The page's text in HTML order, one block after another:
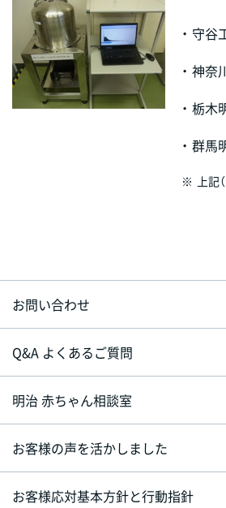
・ 守谷
・ 神奈
・ 栃木
・ 群馬
※ 上
お問い合わせ
Q&A よくあるご質問
明治 赤ちゃん相談室
お客様の声を活かしました
お客様応対基本方針と行動指針